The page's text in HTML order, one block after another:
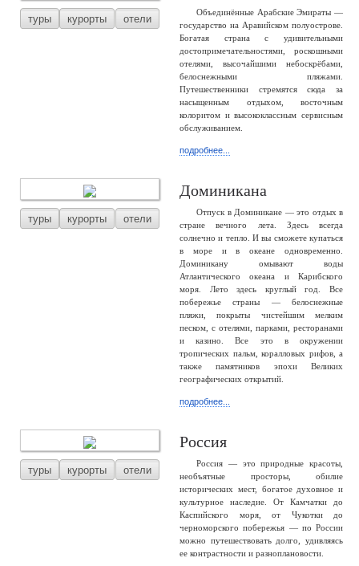
туры курорты отели
Объединённые Арабские Эмираты —
государство на Аравийском полуострове.
Богатая страна с удивительными
достопримечательностями, роскошными
отелями, высочайшими небоскрёбами,
белоснежными пляжами.
Путешественники стремятся сюда за
насыщенным отдыхом, восточным
колоритом и высококлассным сервисным
обслуживанием.
подробнее...
туры курорты отели
Доминикана
Отпуск в Доминикане — это отдых в
стране вечного лета. Здесь всегда
солнечно и тепло. И вы сможете купаться
в море и в океане одновременно.
Доминикану омывают воды
Атлантического океана и Карибского
моря. Лето здесь круглый год. Все
побережье страны — белоснежные
пляжи, покрыты чистейшим мелким
песком, с отелями, парками, ресторанами
и казино. Все это в окружении
тропических пальм, коралловых рифов, а
также памятников эпохи Великих
географических открытий.
подробнее...
туры курорты отели
Россия
Россия — это природные красоты,
необъятные просторы, обилие
исторических мест, богатое духовное и
культурное наследие. От Камчатки до
Каспийского моря, от Чукотки до
черноморского побережья — по России
можно путешествовать долго, удивляясь
ее контрастности и разноплановости.